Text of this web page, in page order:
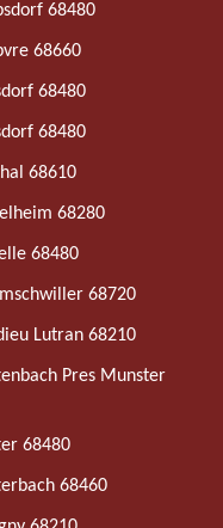
68480
68660
68480
68480
68610
68280
68480
68720
Lutran 68210
Pres Munster
68480
68460